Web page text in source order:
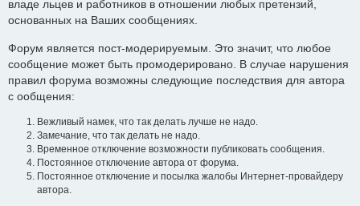
владе льцев и работников в отношении любых претензий,
основанных на Ваших сообщениях.
Форум является пост-модерируемым. Это значит, что любое
сообщение может быть промодерировано. В случае нарушения
правил форума возможны следующие последствия для автора
с ообщения:
Вежливый намек, что так делать лучше не надо.
Замечание, что так делать не надо.
Временное отключение возможности публиковать сообщения.
Постоянное отключение автора от форума.
Постоянное отключение и посылка жалобы Интернет-провайдеру
автора.